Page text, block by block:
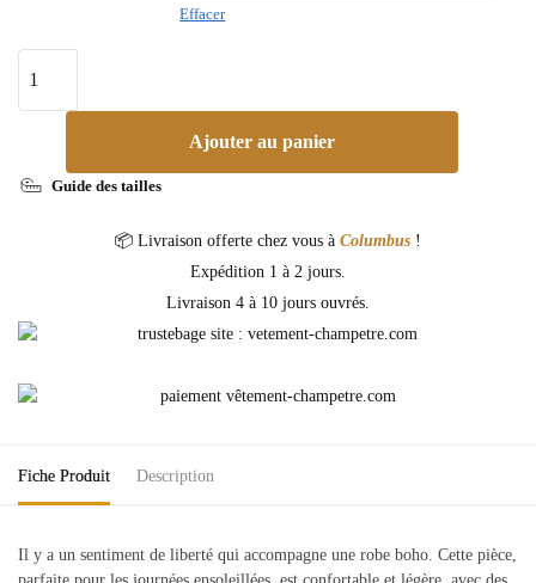
Effacer
Ajouter au panier
Guide des tailles
📦 Livraison offerte chez vous à Columbus !
Expédition 1 à 2 jours.
Livraison 4 à 10 jours ouvrés.
Fiche Produit Description
Il y a un sentiment de liberté qui accompagne une robe boho. Cette pièce,